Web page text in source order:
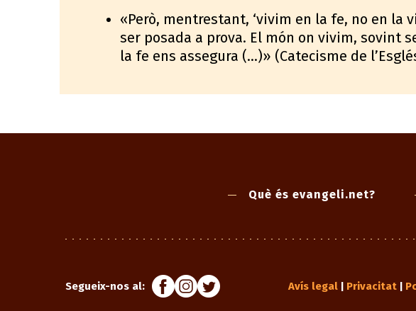
«Però, mentrestant, ‘vivim en la fe, no en la
ser posada a prova. El món on vivim, sovint
la fe ens assegura (...)» (Catecisme de
Què és evangeli.net?
Segueix-nos al: Avís legal Privacitat